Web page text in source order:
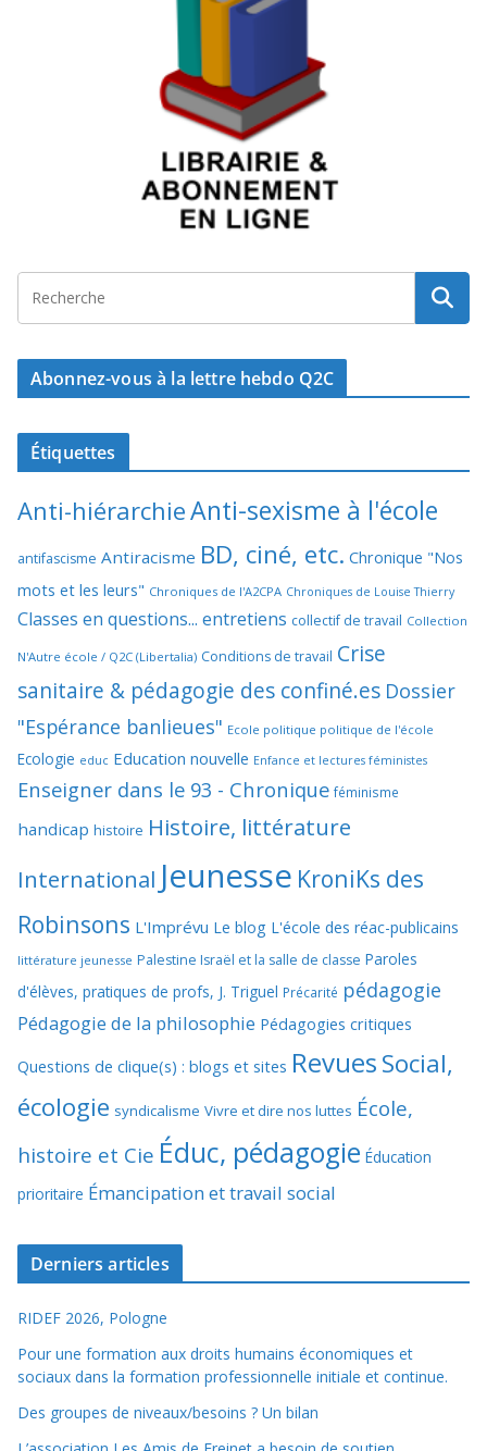
Abonnez-vous à la lettre hebdo Q2C
Étiquettes
Anti-hiérarchieAnti-sexisme à l'école
antifascisme Antiracisme BD, ciné, etc. Chronique "Nos
mots et les leurs" Chroniques de l'A2CPA Chroniques de Louise Thierry
Classes en questions... entretiens collectif de travail Collection
N'Autre école / Q2C (Libertalia) Conditions de travail Crise
sanitaire & pédagogie des confiné.es Dossier
"Espérance banlieues" Ecole politique politique de l'école
Ecologie educ Education nouvelle Enfance et lectures féministes
Enseigner dans le 93 - Chronique féminisme
handicap histoire Histoire, littérature
International Jeunesse KroniKs des
Robinsons L'Imprévu Le blog L'école des réac-publicains
littérature jeunesse Palestine Israël et la salle de classe Paroles
d'élèves, pratiques de profs, J. Triguel Précarité pédagogie
Pédagogie de la philosophie Pédagogies critiques
Questions de clique(s) : blogs et sites RevuesSocial,
écologie syndicalisme Vivre et dire nos luttes École,
histoire et Cie Éduc, pédagogie Éducation
prioritaire Émancipation et travail social
Derniers articles
RIDEF 2026, Pologne
Pour une formation aux droits humains économiques et
sociaux dans la formation professionnelle initiale et continue.
Des groupes de niveaux/besoins ? Un bilan